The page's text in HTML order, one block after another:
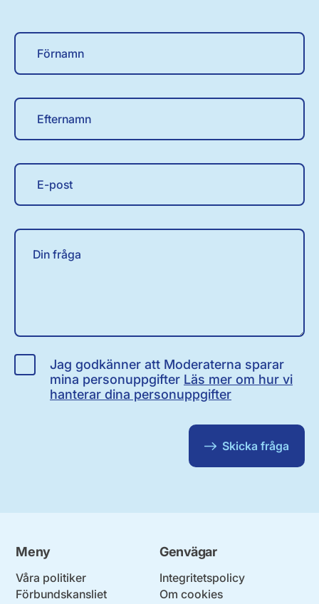
Förnamn
Efternamn
E-post
Din fråga
Jag godkänner att Moderaterna sparar
mina personuppgifter Läs mer om hur vi
hanterar dina personuppgifter
Skicka fråga
Meny
Våra politiker
Förbundskansliet
Genvägar
Integritetspolicy
Om cookies